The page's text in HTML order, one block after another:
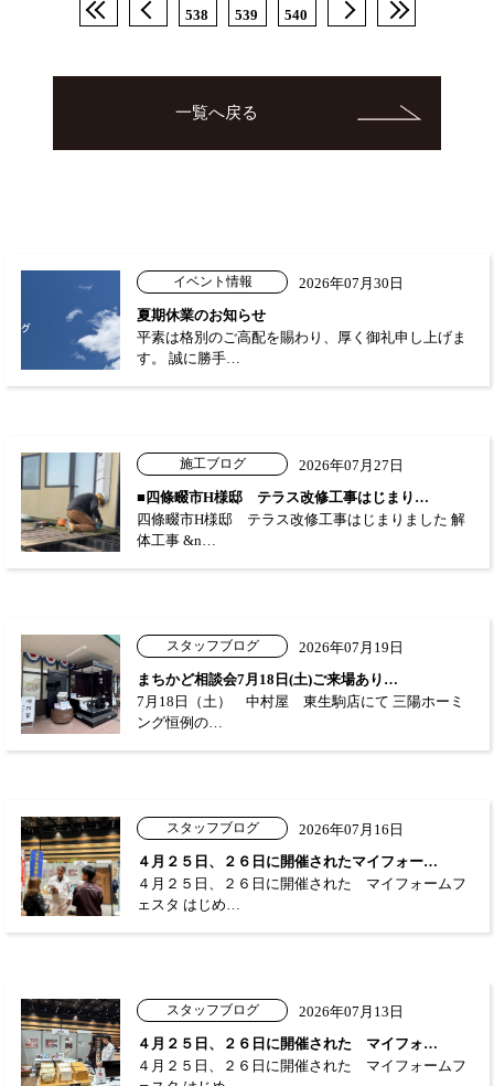
538 539 540
一覧へ戻る
イベント情報
2026年07月30日
夏期休業のお知らせ
平素は格別のご高配を賜わり、厚く御礼申し上げま
す。 誠に勝手…
施工ブログ
2026年07月27日
■四條畷市H様邸 テラス改修工事はじまり…
四條畷市H様邸 テラス改修工事はじまりました 解
体工事 &n…
スタッフブログ
2026年07月19日
まちかど相談会7月18日(土)ご来場あり…
7月18日（土） 中村屋 東生駒店にて 三陽ホーミ
ング恒例の…
スタッフブログ
2026年07月16日
４月２５日、２６日に開催されたマイフォー…
４月２５日、２６日に開催された マイフォームフ
ェスタ はじめ…
スタッフブログ
2026年07月13日
４月２５日、２６日に開催された マイフォ…
４月２５日、２６日に開催された マイフォームフ